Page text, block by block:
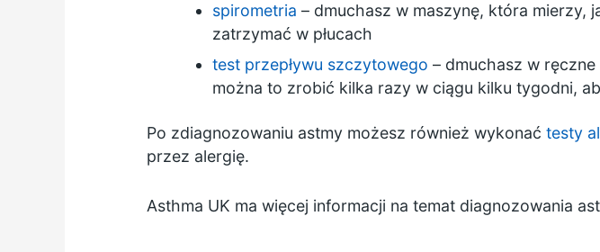
spirometria – dmuchasz w maszynę, która mierzy,
zatrzymać w płucach
test przepływu szczytowego – dmuchasz w
można to zrobić kilka razy w ciągu kilku tygodni,
Po zdiagnozowaniu astmy możesz również wykonać testy
przez alergię.
Asthma UK ma więcej informacji na temat diagnozowania